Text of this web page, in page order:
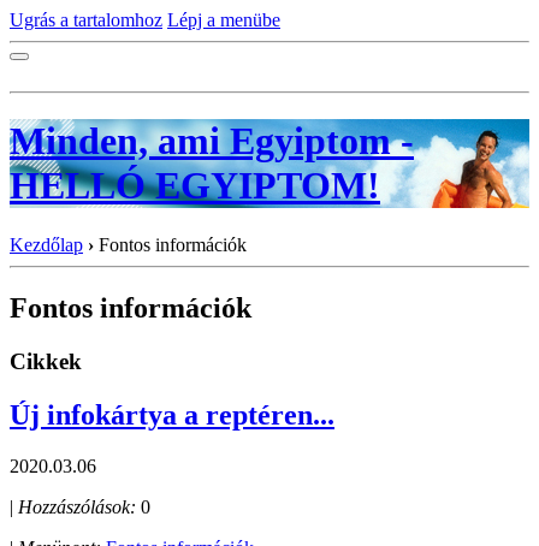
Ugrás a tartalomhoz Lépj a menübe
Minden, ami Egyiptom -
HELLÓ EGYIPTOM!
Kezdőlap › Fontos információk
Fontos információk
Cikkek
Új infokártya a reptéren...
2020.03.06
| Hozzászólások: 0